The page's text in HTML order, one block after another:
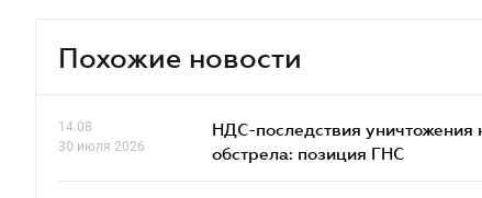
Похожие новости
14.08
30 июля 2026
НДС-последствия уничтожения
обстрела: позиция ГНС